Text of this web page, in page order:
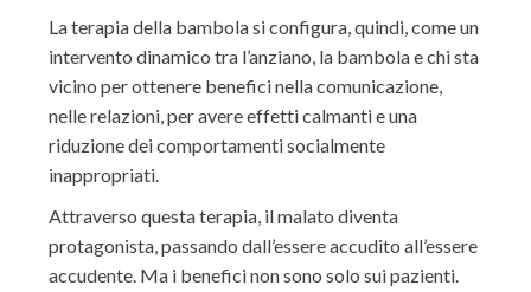
La terapia della bambola si configura, quindi, come un
intervento dinamico tra l’anziano, la bambola e chi sta
vicino per ottenere benefici nella comunicazione,
nelle relazioni, per avere effetti calmanti e una
riduzione dei comportamenti socialmente
inappropriati.
Attraverso questa terapia, il malato diventa
protagonista, passando dall’essere accudito all’essere
accudente. Ma i benefici non sono solo sui pazienti.